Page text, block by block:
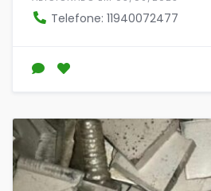
Telefone: 11940072477